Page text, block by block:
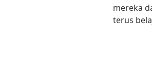
mereka
terus